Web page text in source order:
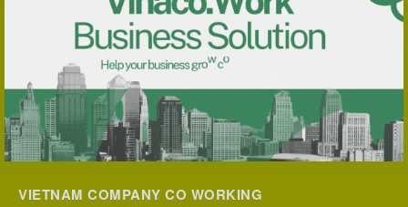
VIETNAM COMPANY CO WORKING